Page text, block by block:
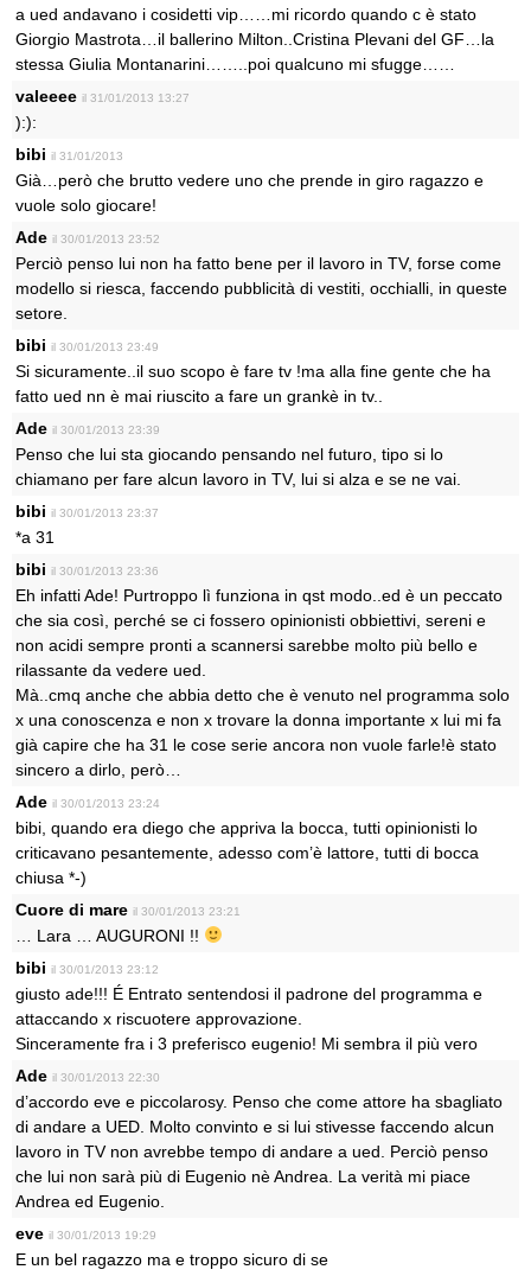
a ued andavano i cosidetti vip……mi ricordo quando c è stato
Giorgio Mastrota…il ballerino Milton..Cristina Plevani del GF…la
stessa Giulia Montanarini……..poi qualcuno mi sfugge……
valeeee il 31/01/2013 13:27
):):
bibi il 31/01/2013
Già…però che brutto vedere uno che prende in giro ragazzo e
vuole solo giocare!
Ade il 30/01/2013 23:52
Perciò penso lui non ha fatto bene per il lavoro in TV, forse come
modello si riesca, faccendo pubblicità di vestiti, occhialli, in queste
setore.
bibi il 30/01/2013 23:49
Si sicuramente..il suo scopo è fare tv !ma alla fine gente che ha
fatto ued nn è mai riuscito a fare un grankè in tv..
Ade il 30/01/2013 23:39
Penso che lui sta giocando pensando nel futuro, tipo si lo
chiamano per fare alcun lavoro in TV, lui si alza e se ne vai.
bibi il 30/01/2013 23:37
*a 31
bibi il 30/01/2013 23:36
Eh infatti Ade! Purtroppo lì funziona in qst modo..ed è un peccato
che sia così, perché se ci fossero opinionisti obbiettivi, sereni e
non acidi sempre pronti a scannersi sarebbe molto più bello e
rilassante da vedere ued.
Mà..cmq anche che abbia detto che è venuto nel programma solo
x una conoscenza e non x trovare la donna importante x lui mi fa
già capire che ha 31 le cose serie ancora non vuole farle!è stato
sincero a dirlo, però…
Ade il 30/01/2013 23:24
bibi, quando era diego che appriva la bocca, tutti opinionisti lo
criticavano pesantemente, adesso com’è lattore, tutti di bocca
chiusa *-)
Cuore di mare il 30/01/2013 23:21
… Lara … AUGURONI !!
bibi il 30/01/2013 23:12
giusto ade!!! É Entrato sentendosi il padrone del programma e
attaccando x riscuotere approvazione.
Sinceramente fra i 3 preferisco eugenio! Mi sembra il più vero
Ade il 30/01/2013 22:30
d’accordo eve e piccolarosy. Penso che come attore ha sbagliato
di andare a UED. Molto convinto e si lui stivesse faccendo alcun
lavoro in TV non avrebbe tempo di andare a ued. Perciò penso
che lui non sarà più di Eugenio nè Andrea. La verità mi piace
Andrea ed Eugenio.
eve il 30/01/2013 19:29
E un bel ragazzo ma e troppo sicuro di se